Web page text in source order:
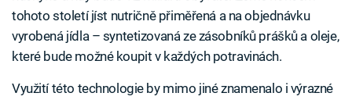
tohoto století jíst nutričně přiměřená a na objednávku
vyrobená jídla – syntetizovaná ze zásobníků prášků a oleje,
které bude možné koupit v každých potravinách.
Využití této technologie by mimo jiné znamenalo i výrazné